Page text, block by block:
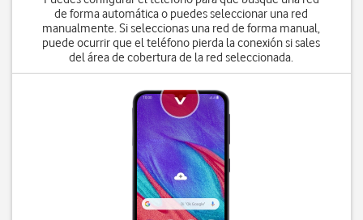
de forma automática o puedes seleccionar una red
manualmente. Si seleccionas una red de forma manual,
puede ocurrir que el teléfono pierda la conexión si sales
del área de cobertura de la red seleccionada.